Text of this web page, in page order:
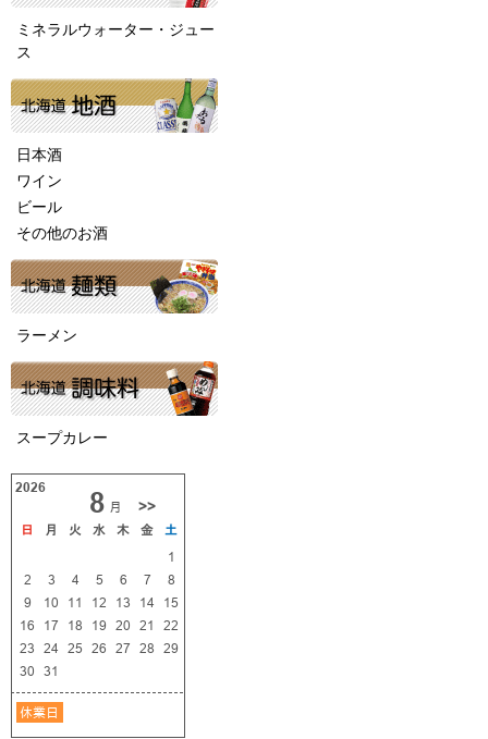
ミネラルウォーター・ジュー
ス
日本酒
ワイン
ビール
その他のお酒
ラーメン
スープカレー